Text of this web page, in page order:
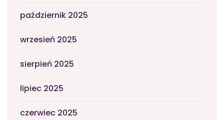
październik 2025
wrzesień 2025
sierpień 2025
lipiec 2025
czerwiec 2025